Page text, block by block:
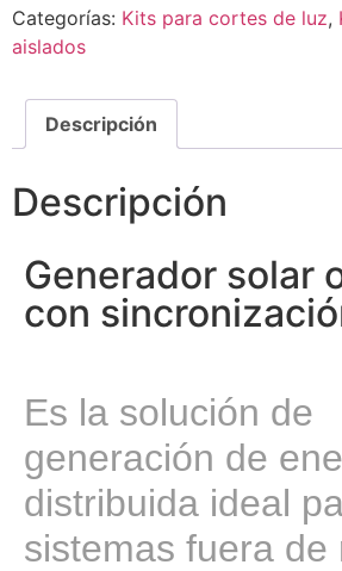
Categorías: Kits para cortes de luz,
aislados
Descripción
Descripción
Generador solar
con
Es la solución de
generación de
distribuida ideal
sistemas fuera de